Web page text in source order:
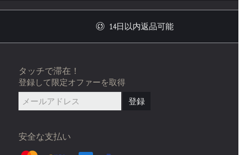
14日以内返品可能
タッチで滞在！
登録して限定オファーを取得
登録
安全な支払い